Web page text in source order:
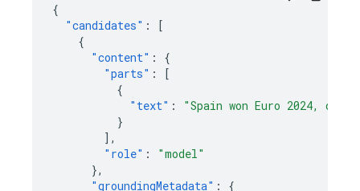
{
"candidates" :
[
{
"content" :
{
"parts" :
[
{
"text" :
"Spain won Euro 2024,
}
],
"role" :
"model"
},
"groundingMetadata" :
{